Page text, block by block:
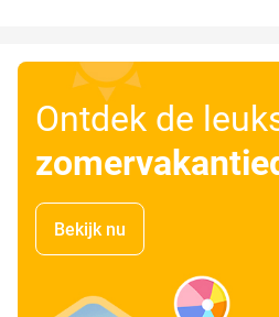
Ontdek de
Bekijk nu